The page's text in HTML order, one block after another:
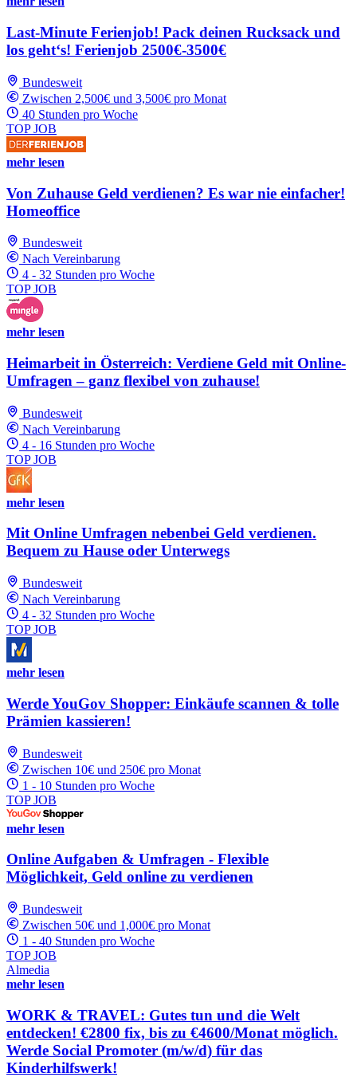
Last-Minute Ferienjob! Pack deinen Rucksack und
los geht‘s! Ferienjob 2500€-3500€
Bundesweit
Zwischen 2,500€ und 3,500€ pro Monat
40 Stunden pro Woche
TOP JOB
mehr lesen
Von Zuhause Geld verdienen? Es war nie einfacher!
Homeoffice
Bundesweit
Nach Vereinbarung
4 - 32 Stunden pro Woche
TOP JOB
mehr lesen
Heimarbeit in Österreich: Verdiene Geld mit Online-
Umfragen – ganz flexibel von zuhause!
Bundesweit
Nach Vereinbarung
4 - 16 Stunden pro Woche
TOP JOB
mehr lesen
Mit Online Umfragen nebenbei Geld verdienen.
Bequem zu Hause oder Unterwegs
Bundesweit
Nach Vereinbarung
4 - 32 Stunden pro Woche
TOP JOB
mehr lesen
Werde YouGov Shopper: Einkäufe scannen & tolle
Prämien kassieren!
Bundesweit
Zwischen 10€ und 250€ pro Monat
1 - 10 Stunden pro Woche
TOP JOB
mehr lesen
Online Aufgaben & Umfragen - Flexible
Möglichkeit, Geld online zu verdienen
Bundesweit
Zwischen 50€ und 1,000€ pro Monat
1 - 40 Stunden pro Woche
TOP JOB
Almedia
mehr lesen
WORK & TRAVEL: Gutes tun und die Welt
entdecken! €2800 fix, bis zu €4600/Monat möglich.
Werde Social Promoter (m/w/d) für das
Kinderhilfswerk!